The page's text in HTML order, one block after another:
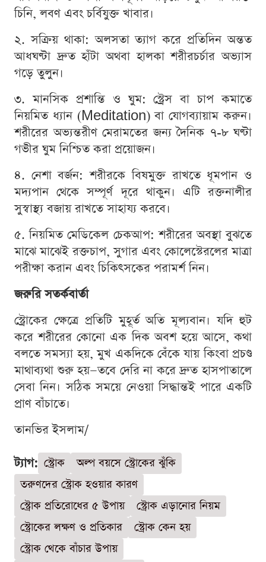
চিনি, লবণ এবং চর্বিযুক্ত খাবার।
২. সক্রিয় থাকা: অলসতা ত্যাগ করে প্রতিদিন অন্তত
আধঘণ্টা দ্রুত হাঁটা অথবা হালকা শরীরচর্চার অভ্যাস
গড়ে তুলুন।
৩. মানসিক প্রশান্তি ও ঘুম: স্ট্রেস বা চাপ কমাতে
নিয়মিত ধ্যান (Meditation) বা যোগব্যায়াম করুন।
শরীরের অভ্যন্তরীণ মেরামতের জন্য দৈনিক ৭-৮ ঘণ্টা
গভীর ঘুম নিশ্চিত করা প্রয়োজন।
৪. নেশা বর্জন: শরীরকে বিষমুক্ত রাখতে ধূমপান ও
মদ্যপান থেকে সম্পূর্ণ দূরে থাকুন। এটি রক্তনালীর
সুস্বাস্থ্য বজায় রাখতে সাহায্য করবে।
৫. নিয়মিত মেডিকেল চেকআপ: শরীরের অবস্থা বুঝতে
মাঝে মাঝেই রক্তচাপ, সুগার এবং কোলেস্টেরলের মাত্রা
পরীক্ষা করান এবং চিকিৎসকের পরামর্শ নিন।
জরুরি সতর্কবার্তা
স্ট্রোকের ক্ষেত্রে প্রতিটি মুহূর্ত অতি মূল্যবান। যদি হুট
করে শরীরের কোনো এক দিক অবশ হয়ে আসে, কথা
বলতে সমস্যা হয়, মুখ একদিকে বেঁকে যায় কিংবা প্রচণ্ড
মাথাব্যথা শুরু হয়—তবে দেরি না করে দ্রুত হাসপাতালে
সেবা নিন। সঠিক সময়ে নেওয়া সিদ্ধান্তই পারে একটি
প্রাণ বাঁচাতে।
তানভির ইসলাম/
ট্যাগ: স্ট্রোক
অল্প বয়সে স্ট্রোকের ঝুঁকি
তরুণদের স্ট্রোক হওয়ার কারণ
স্ট্রোক প্রতিরোধের ৫ উপায়
স্ট্রোক এড়ানোর নিয়ম
স্ট্রোকের লক্ষণ ও প্রতিকার
স্ট্রোক কেন হয়
স্ট্রোক থেকে বাঁচার উপায়